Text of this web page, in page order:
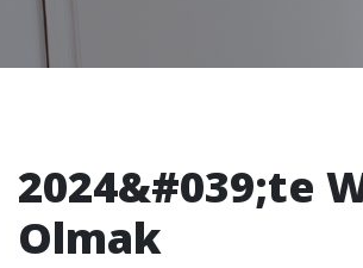
2024&#039;te
Olmak